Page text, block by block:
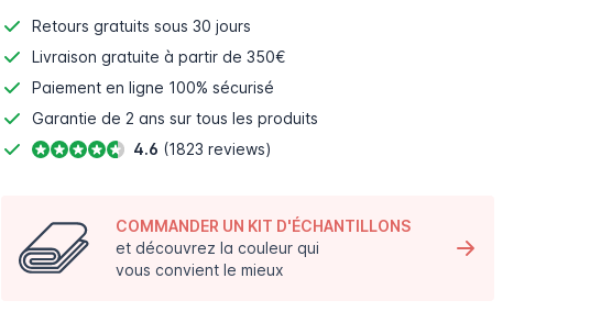
Retours gratuits sous 30 jours
Livraison gratuite à partir de 350€
Paiement en ligne 100% sécurisé
Garantie de 2 ans sur tous les produits
4.6 (1823 reviews)
COMMANDER UN KIT D'ÉCHANTILLONS
et découvrez la couleur qui
vous convient le mieux